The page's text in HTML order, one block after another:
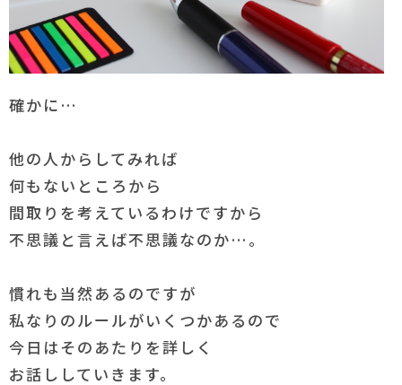
確かに…
他の人からしてみれば
何もないところから
間取りを考えているわけですから
不思議と言えば不思議なのか…。
慣れも当然あるのですが
私なりのルールがいくつかあるので
今日はそのあたりを詳しく
お話ししていきます。